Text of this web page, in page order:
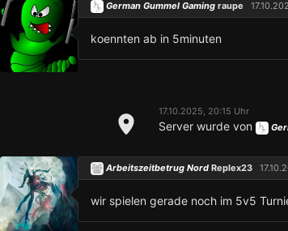
German Gummel Gaming raupe
koennten ab in 5minuten
17.10.2025, 20:15 Uhr
Server wurde von
Arbeitszeitbetrug Nord Replex23
wir spielen gerade noch im 5v5